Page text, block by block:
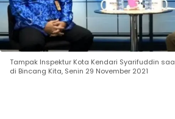
Tampak Inspektur Kota Kendari Syarifuddin
di Bincang Kita, Senin 29 November 2021